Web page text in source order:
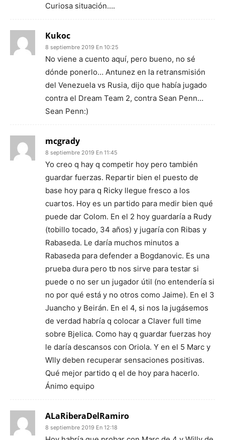
Curiosa situación….
Kukoc
8 septiembre 2019 En 10:25
No viene a cuento aquí, pero bueno, no sé
dónde ponerlo… Antunez en la retransmisión
del Venezuela vs Rusia, dijo que había jugado
contra el Dream Team 2, contra Sean Penn…
Sean Penn:)
mcgrady
8 septiembre 2019 En 11:45
Yo creo q hay q competir hoy pero también
guardar fuerzas. Repartir bien el puesto de
base hoy para q Ricky llegue fresco a los
cuartos. Hoy es un partido para medir bien qué
puede dar Colom. En el 2 hoy guardaría a Rudy
(tobillo tocado, 34 años) y jugaría con Ribas y
Rabaseda. Le daría muchos minutos a
Rabaseda para defender a Bogdanovic. Es una
prueba dura pero tb nos sirve para testar si
puede o no ser un jugador útil (no entendería si
no por qué está y no otros como Jaime). En el 3
Juancho y Beirán. En el 4, si nos la jugásemos
de verdad habría q colocar a Claver full time
sobre Bjelica. Como hay q guardar fuerzas hoy
le daría descansos con Oriola. Y en el 5 Marc y
Wlly deben recuperar sensaciones positivas.
Qué mejor partido q el de hoy para hacerlo.
Ánimo equipo
ALaRiberaDelRamiro
8 septiembre 2019 En 12:18